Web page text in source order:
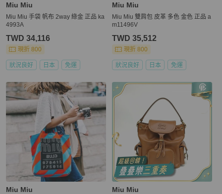
Miu Miu
Miu Miu 手袋 帆布 2way 綠金 正品 ka
4993A
TWD 34,116
現折 800
狀況良好 日本 免運
Miu Miu
Miu Miu 雙肩包 皮革 多色 金色 正品 a
m11496V
TWD 35,512
現折 800
狀況良好 日本 免運
Miu Miu Miu Miu